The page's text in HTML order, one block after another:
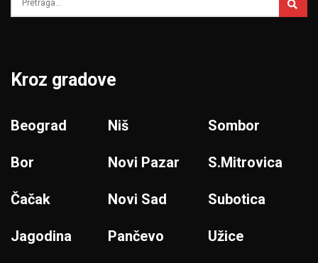
Kroz gradove
Beograd
Bor
Čačak
Jagodina
Niš
Novi Pazar
Novi Sad
Pančevo
Sombor
S.Mitrovica
Subotica
Užice